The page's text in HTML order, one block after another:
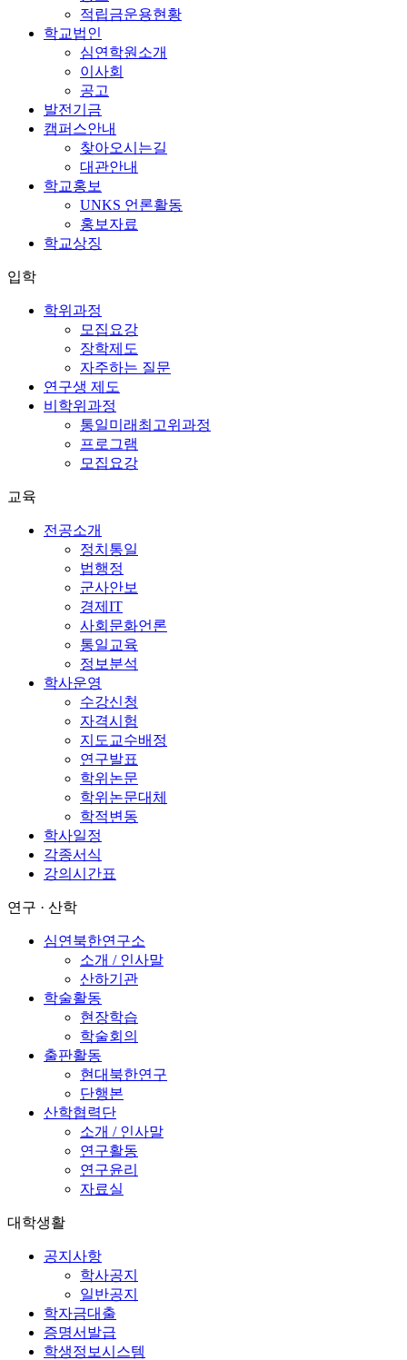
적립금운용현황
학교법인
심연학원소개
이사회
공고
발전기금
캠퍼스안내
찾아오시는길
대관안내
학교홍보
UNKS 언론활동
홍보자료
학교상징
입학
학위과정
모집요강
장학제도
자주하는 질문
연구생 제도
비학위과정
통일미래최고위과정
프로그램
모집요강
교육
전공소개
정치통일
법행정
군사안보
경제IT
사회문화언론
통일교육
정보분석
학사운영
수강신청
자격시험
지도교수배정
연구발표
학위논문
학위논문대체
학적변동
학사일정
각종서식
강의시간표
연구 · 산학
심연북한연구소
소개 / 인사말
산하기관
학술활동
현장학습
학술회의
출판활동
현대북한연구
단행본
산학협력단
소개 / 인사말
연구활동
연구윤리
자료실
대학생활
공지사항
학사공지
일반공지
학자금대출
증명서발급
학생정보시스템